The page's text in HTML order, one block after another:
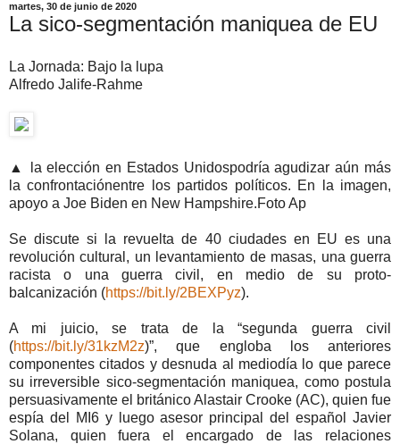
martes, 30 de junio de 2020
La sico-segmentación maniquea de EU
La Jornada: Bajo la lupa
Alfredo Jalife-Rahme
▲ la elección en Estados Unidospodría agudizar aún más
la confrontaciónentre los partidos políticos. En la imagen,
apoyo a Joe Biden en New Hampshire.Foto Ap
Se discute si la revuelta de 40 ciudades en EU es una
revolución cultural, un levantamiento de masas, una guerra
racista o una guerra civil, en medio de su proto-
balcanización (https://bit.ly/2BEXPyz).
A mi juicio, se trata de la “segunda guerra civil
(https://bit.ly/31kzM2z)”, que engloba los anteriores
componentes citados y desnuda al mediodía lo que parece
su irreversible sico-segmentación maniquea, como postula
persuasivamente el británico Alastair Crooke (AC), quien fue
espía del MI6 y luego asesor principal del español Javier
Solana, quien fuera el encargado de las relaciones